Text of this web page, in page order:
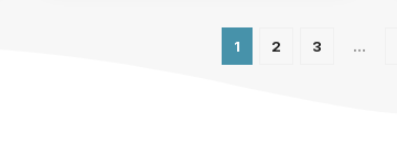
1 2 3 …